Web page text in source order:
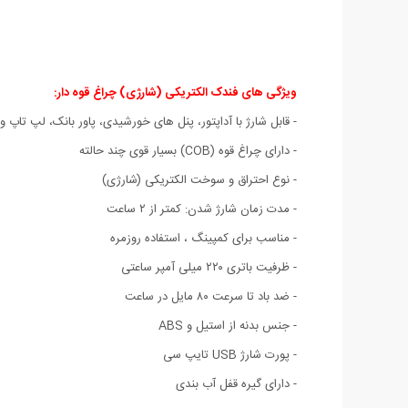
ویژگی های فندک الکتریکی (شارژی) چراغ قوه دار:
- قابل شارژ با آداپتور، پنل های خورشیدی، پاور بانک، لپ تاپ
- دارای چراغ قوه (COB) بسیار قوی چند حالته
- نوع احتراق و سوخت الکتریکی (شارژی)
- مدت زمان شارژ شدن: کمتر از ۲ ساعت
- مناسب برای کمپینگ ، استفاده روزمره
- ظرفیت باتری ۲۲۰ میلی آمپر ساعتی
- ضد باد تا سرعت ۸۰ مایل در ساعت
- جنس بدنه از استیل و ABS
- پورت شارژ USB تایپ سی
- دارای گیره قفل آب بندی